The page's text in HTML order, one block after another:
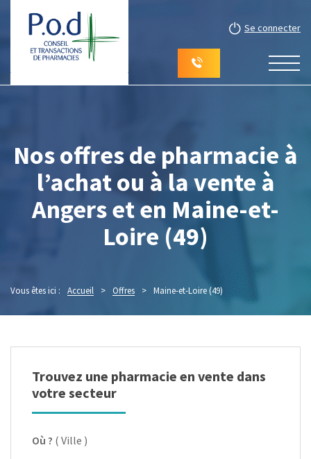
Se connecter
Nos offres de pharmacie à
l’achat ou à la vente à
Angers et en Maine-et-
Loire (49)
Vous êtes ici : Accueil > Offres > Maine-et-Loire (49) (Page 3)
Trouvez une pharmacie en vente dans
votre secteur
Où ? ( Ville )